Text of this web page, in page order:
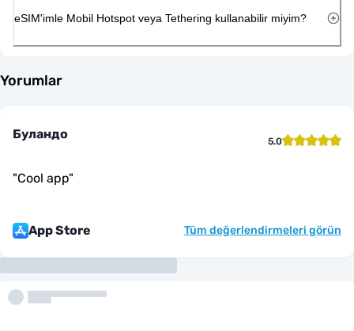
eSIM'imle Mobil Hotspot veya Tethering kullanabilir miyim?
Yorumlar
Буландо 5.0
"Cool app"
App Store Tüm değerlendirmeleri görün